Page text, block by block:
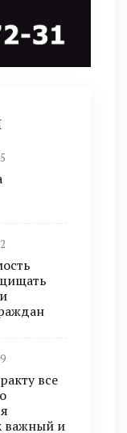
все
важный и